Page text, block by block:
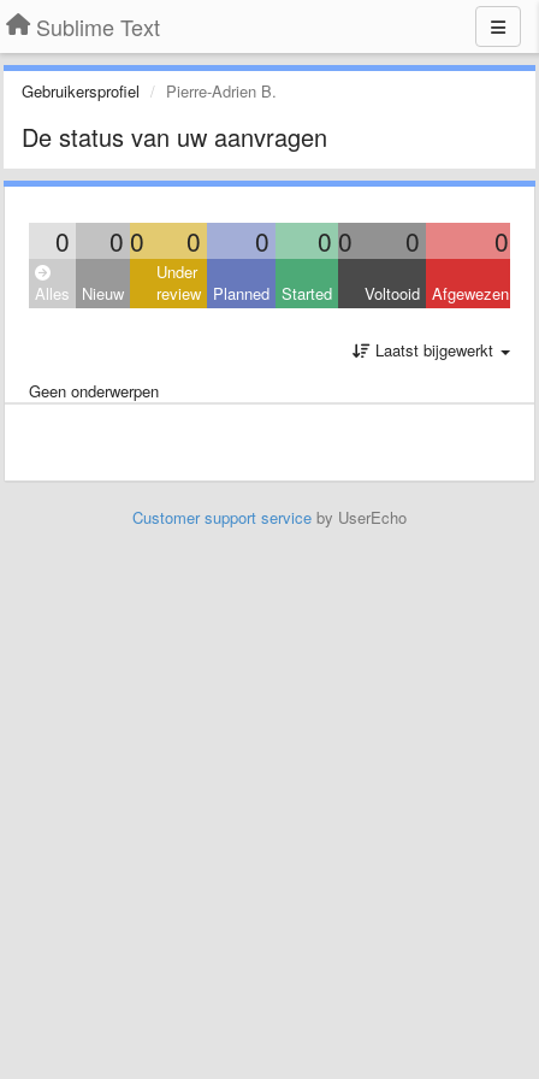
Sublime Text
Gebruikersprofiel Pierre-Adrien B.
De status van uw aanvragen
0 0 0 0 0 0 0 0 0
Alles Nieuw
Under
review Planned Started Voltooid Afgewezen
Laatst bijgewerkt
Geen onderwerpen
Customer support service by UserEcho